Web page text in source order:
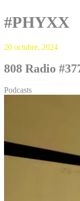
#PHYXX
20 octubre, 2024
808 Radio
Podcasts